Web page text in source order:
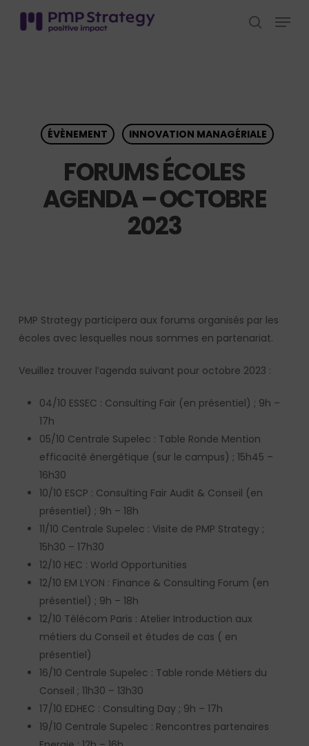
search
Menu
ÉVÈNEMENT INNOVATION MANAGÉRIALE
FORUMS ÉCOLES
AGENDA – OCTOBRE
2023
PMP Strategy participera aux forums organisés par les
écoles avec lesquelles nous sommes en partenariat.
Veuillez trouver l’agenda suivant pour octobre 2023 :
04/10 ESSEC : Consulting Fair (en présentiel) ; 9h –
17h
05/10 Centrale Supelec : Table Ronde Mention
efficacité énergétique (sur le campus) ; 15h45 –
16h30
10/10 ESCP : Consulting Fair Audit & Conseil (en
présentiel) ; 9h – 18h
11/10 Centrale Supelec : Visite de PMP Strategy ;
15h30 – 17h30
12/10 HEC : World Opportunities
12/10 EM LYON : Finance & Consulting Forum (en
présentiel) ; 9h – 18h
12/10 Télécom Paris : Atelier Introduction aux
métiers du Conseil et études de cas ( en
présentiel)
16/10 Centrale Supelec : Table ronde Métiers du
Conseil ; 11h30 – 13h30
17/10 EDHEC : Consulting Day ; 9h – 17h
19/10 Centrale Supelec : Rencontres partenaires